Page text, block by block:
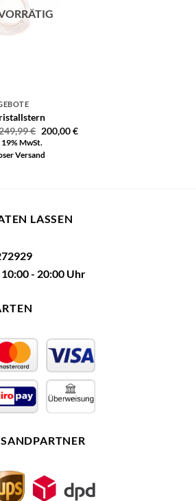
€ 200,00€
MwSt.
Versand
LASSEN
- 20:00 Uhr